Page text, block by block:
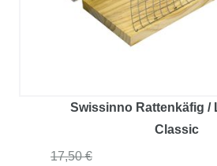
Swissinno Rattenkäfig /
Classic
17,50 €